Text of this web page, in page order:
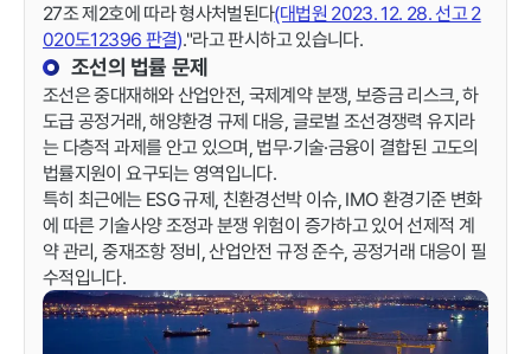
27조 제2호에 따라 형사처벌된다(대법원 2023. 12. 28. 선고 2
020도12396 판결)."라고 판시하고 있습니다.
조선의 법률 문제
조선은 중대재해와 산업안전, 국제계약 분쟁, 보증금 리스크, 하
도급 공정거래, 해양환경 규제 대응, 글로벌 조선경쟁력 유지라
는 다층적 과제를 안고 있으며, 법무·기술·금융이 결합된 고도의
법률지원이 요구되는 영역입니다.
특히 최근에는 ESG 규제, 친환경선박 이슈, IMO 환경기준 변화
에 따른 기술사양 조정과 분쟁 위험이 증가하고 있어 선제적 계
약 관리, 중재조항 정비, 산업안전 규정 준수, 공정거래 대응이 필
수적입니다.
관련 이미지